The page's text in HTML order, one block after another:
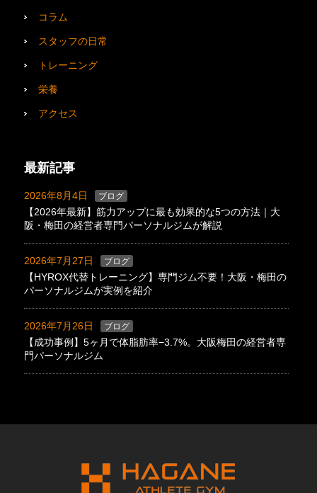
コラム
スタッフの日常
トレーニング
栄養
アクセス
最新記事
2026年8月4日 ブログ
【2026年最新】筋力アップに最も効果的な5つの方法｜大
阪・梅田の経営者専門パーソナルジムが解説
2026年7月27日 ブログ
【HYROX代替トレーニング】専門ジム不要！大阪・梅田の
パーソナルジムが実例を紹介
2026年7月26日 ブログ
【成功事例】5ヶ月で体脂肪率−3.7%。大阪梅田の経営者専
門パーソナルジム